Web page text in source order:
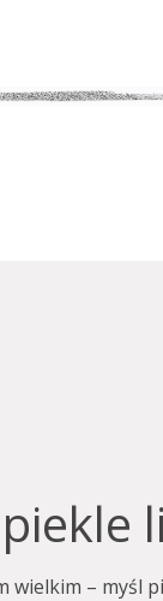
wielkim – myśl